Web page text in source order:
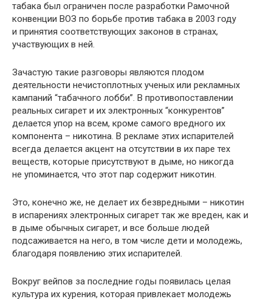
табака был ограничен после разработки Рамочной
конвенции ВОЗ по борьбе против табака в 2003 году
и принятия соответствующих законов в странах,
участвующих в ней.
Зачастую такие разговоры являются плодом
деятельности нечистоплотных ученых или рекламных
кампаний “табачного лобби”. В противопоставлении
реальных сигарет и их электронных “конкурентов”
делается упор на всем, кроме самого вредного их
компонента – никотина. В рекламе этих испарителей
всегда делается акцент на отсутствии в их паре тех
веществ, которые присутствуют в дыме, но никогда
не упоминается, что этот пар содержит никотин.
Это, конечно же, не делает их безвредными – никотин
в испарениях электронных сигарет так же вреден, как и
в дыме обычных сигарет, и все больше людей
подсаживается на него, в том числе дети и молодежь,
благодаря появлению этих испарителей.
Вокруг вейпов за последние годы появилась целая
культура их курения, которая привлекает молодежь